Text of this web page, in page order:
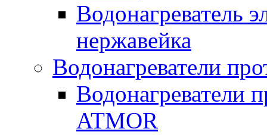
Водонагреватель
нержавейка
Водонагреватели
Водонагреватели
ATMOR